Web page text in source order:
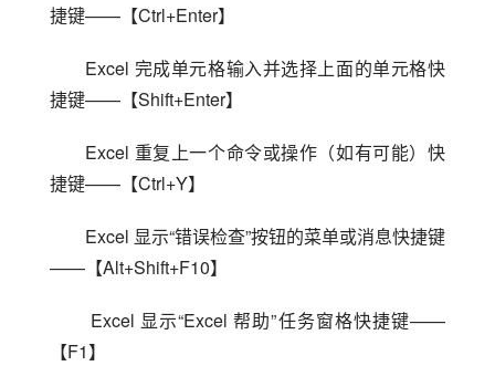
捷键——【Ctrl+Enter】
Excel 完成单元格输入并选择上面的单元格快
捷键——【Shift+Enter】
Excel 重复上一个命令或操作（如有可能）快
捷键——【Ctrl+Y】
Excel 显示“错误检查”按钮的菜单或消息快捷键
——【Alt+Shift+F10】
【F1】